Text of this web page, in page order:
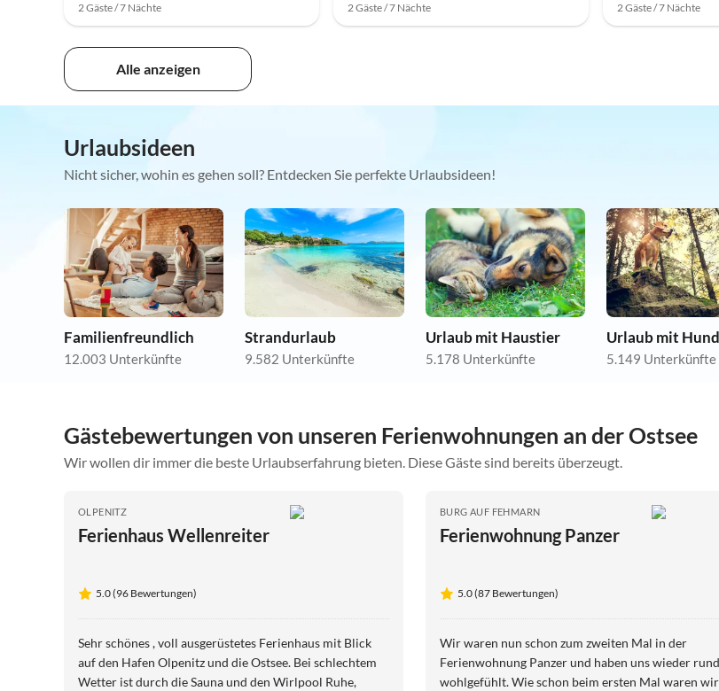
2 Gäste / 7 Nächte 2 Gäste / 7 Nächte 2 Gäste / 7 Nächte
Alle anzeigen
Urlaubsideen
Nicht sicher, wohin es gehen soll? Entdecken Sie perfekte Urlaubsideen!
Familienfreundlich
12.003 Unterkünfte
Strandurlaub
9.582 Unterkünfte
Urlaub mit Haustier
5.178 Unterkünfte
Urlaub mit Hund
5.149 Unterkünfte
Gästebewertungen von unseren Ferienwohnungen an der Ostsee
Wir wollen dir immer die beste Urlaubserfahrung bieten. Diese Gäste sind bereits überzeugt.
OLPENITZ
Ferienhaus Wellenreiter
5.0 (96 Bewertungen)
Sehr schönes , voll ausgerüstetes Ferienhaus mit Blick
auf den Hafen Olpenitz und die Ostsee. Bei schlechtem
Wetter ist durch die Sauna und den Wirlpool Ruhe,
BURG AUF FEHMARN
Ferienwohnung Panzer
5.0 (87 Bewertungen)
Wir waren nun schon zum zweiten Mal in der
Ferienwohnung Panzer und haben uns wieder
wohlgefühlt. Wie schon beim ersten Mal waren wir